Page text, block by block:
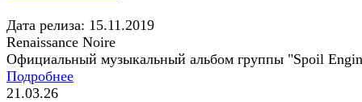
Дата релиза: 15.11.2019
Renaissance Noire
Официальный музыкальный альбом группы "Spoil
Подробнее
21.03.26